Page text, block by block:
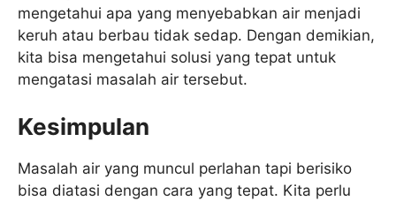
mengetahui apa yang menyebabkan air menjadi
keruh atau berbau tidak sedap. Dengan demikian,
kita bisa mengetahui solusi yang tepat untuk
mengatasi masalah air tersebut.
Kesimpulan
Masalah air yang muncul perlahan tapi berisiko
bisa diatasi dengan cara yang tepat. Kita perlu